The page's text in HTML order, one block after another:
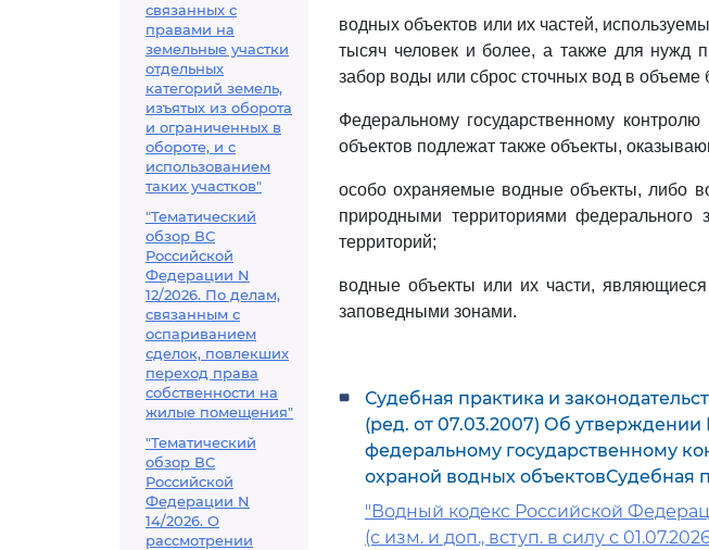
связанных с
правами на
земельные участки
отдельных
категорий земель,
изъятых из оборота
и ограниченных в
обороте, и с
использованием
таких участков"
"Тематический
обзор ВС
Российской
Федерации N
12/2026. По делам,
связанным с
оспариванием
сделок, повлекших
переход права
собственности на
жилые помещения"
"Тематический
обзор ВС
Российской
Федерации N
14/2026. О
рассмотрении
водных объектов или их частей,
тысяч человек и более, а также для нужд
забор воды или сброс сточных вод в объеме
Федеральному государственному
объектов подлежат также объекты,
особо охраняемые водные объекты, либо
природными территориями федерального
территорий;
водные объекты или их части,
заповедными зонами.
Судебная практика и
(ред. от 07.03.2007) Об
федеральному государственному
охраной водных объектовСудебная
"Водный кодекс Российской
(с изм. и доп., вступ. в силу с